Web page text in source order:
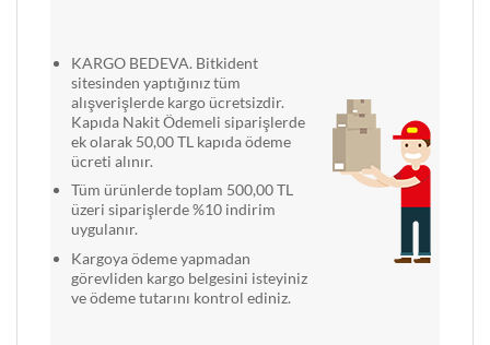
KARGO BEDEVA. Bitkident
sitesinden yaptığınız tüm
alışverişlerde kargo ücretsizdir.
Kapıda Nakit Ödemeli siparişlerde
ek olarak 50,00 TL kapıda ödeme
ücreti alınır.
Tüm ürünlerde toplam 500,00 TL
üzeri siparişlerde %10 indirim
uygulanır.
Kargoya ödeme yapmadan
görevliden kargo belgesini isteyiniz
ve ödeme tutarını kontrol ediniz.